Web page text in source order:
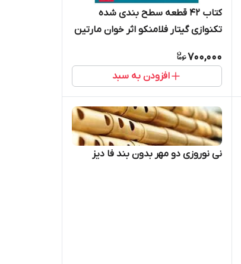
کتاب 42 قطعه سطح بندی شده
تکنوازی گیتار فلامنکو اثر خوان مارتین
700,000
افزودن به سبد
نی نوروزی دو مهر بدون بند فا دیز